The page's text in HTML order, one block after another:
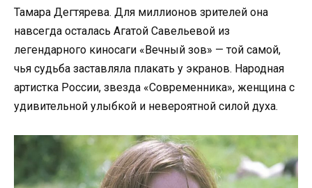
Тамара Дегтярева. Для миллионов зрителей она
навсегда осталась Агатой Савельевой из
легендарного киносаги «Вечный зов» — той самой,
чья судьба заставляла плакать у экранов. Народная
артистка России, звезда «Современника», женщина с
удивительной улыбкой и невероятной силой духа.